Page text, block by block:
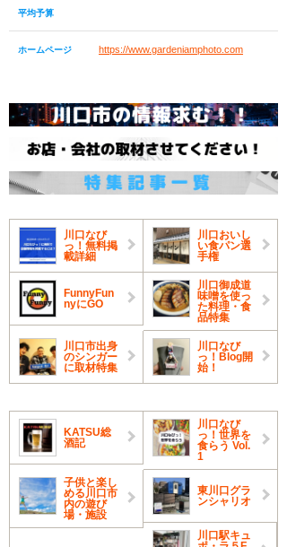
平均予算
ホームページ https://www.gardeniamphoto.com
川口なび
っ！無料掲
載詳細
川口おいし
い食パン選
手権
FunnyFun
nyにGO
川口御成道
味噌を使っ
た料理・食
品特集
川口市出身
のシンガー
に取材特集
川口なび
っ！Blog開
始！
KATSU総
酒記
川口なび
っ！世界を
食らう Vol.
1
子供と楽し
める川口市
内の遊び
場・施設
東川口グラ
ンシャリオ
川口駅キュ